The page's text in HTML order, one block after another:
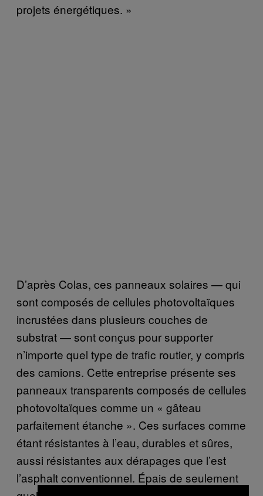
projets énergétiques. »
D’après Colas, ces panneaux solaires — qui
sont composés de cellules photovoltaïques
incrustées dans plusieurs couches de
substrat — sont conçus pour supporter
n’importe quel type de trafic routier, y compris
des camions. Cette entreprise présente ses
panneaux transparents composés de cellules
photovoltaïques comme un « gâteau
parfaitement étanche ». Ces surfaces comme
étant résistantes à l’eau, durables et sûres,
aussi résistantes aux dérapages que l’est
l’asphalt conventionnel. Épais de seulement